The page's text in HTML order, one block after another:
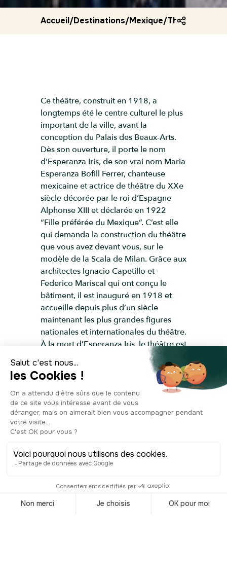
Accueil/Destinations/Mexique/Theatre de la
Ce théâtre, construit en 1918, a
longtemps été le centre culturel le plus
important de la ville, avant la
conception du Palais des Beaux-Arts.
Dès son ouverture, il porte le nom
d’Esperanza Iris, de son vrai nom Maria
Esperanza Bofill Ferrer, chanteuse
mexicaine et actrice de théâtre du XXe
siècle décorée par le roi d’Espagne
Alphonse XIII et déclarée en 1922
“Fille préférée du Mexique”. C’est elle
qui demanda la construction du théâtre
que vous avez devant vous, sur le
modèle de la Scala de Milan. Grâce aux
architectes Ignacio Capetillo et
Federico Mariscal qui ont conçu le
bâtiment, il est inauguré en 1918 et
accueille depuis plus d’un siècle
maintenant les plus grandes figures
nationales et internationales du théâtre.
À la mort d’Esperanza Iris, le théâtre est
abandonné pendant une quinzaine
d'années, avant de devenir la propriété
de la ville et de prendre le nom de
Théâtre de la Ciudad, soit “théâtre de
la ville”. Restauré entre 1999 et 2002
pour remplacer son intérieur et
s’approprier les dernières
chanteuse à partir de 2008, devenant
le Théâtre de la Ciudad Esperanza Iris.
concerts et les représentations des plus
grands artistes mondiaux.